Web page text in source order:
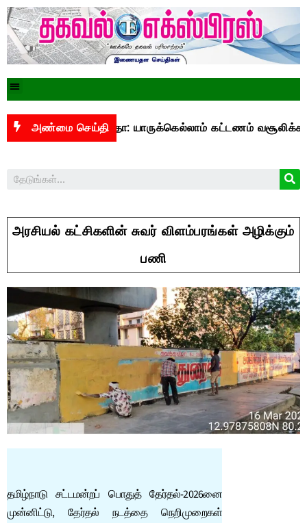
அண்மை செய்தி
யுபிஐ மசோதா: யாருக்கெல்லாம் கட்டணம் வசூலிக்கப்படும்? –
அரசியல் கட்சிகளின் சுவர் விளம்பரங்கள் அழிக்கும்
பணி
தமிழ்நாடு சட்டமன்றப் பொதுத் தேர்தல்-2026னை
முன்னிட்டு, தேர்தல் நடத்தை நெறிமுறைகள்